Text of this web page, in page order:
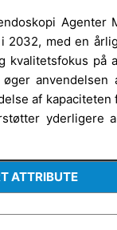
2032, med en
på
af
yderligere
ATTRIBUTE